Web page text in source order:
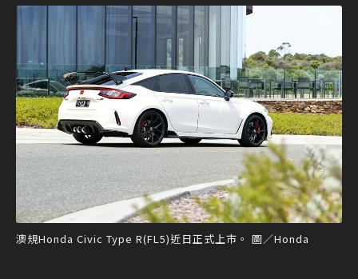
澳規Honda Civic Type R(FL5)近日正式上市。 圖／Honda